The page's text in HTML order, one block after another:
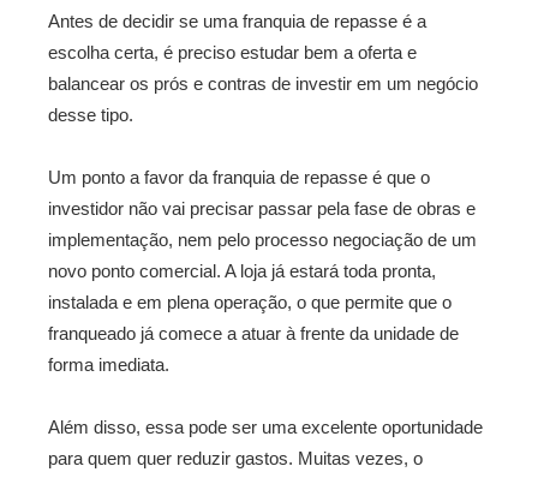
Antes de decidir se uma franquia de repasse é a
escolha certa, é preciso estudar bem a oferta e
balancear os prós e contras de investir em um negócio
desse tipo.
Um ponto a favor da franquia de repasse é que o
investidor não vai precisar passar pela fase de obras e
implementação, nem pelo processo negociação de um
novo ponto comercial. A loja já estará toda pronta,
instalada e em plena operação, o que permite que o
franqueado já comece a atuar à frente da unidade de
forma imediata.
Além disso, essa pode ser uma excelente oportunidade
para quem quer reduzir gastos. Muitas vezes, o